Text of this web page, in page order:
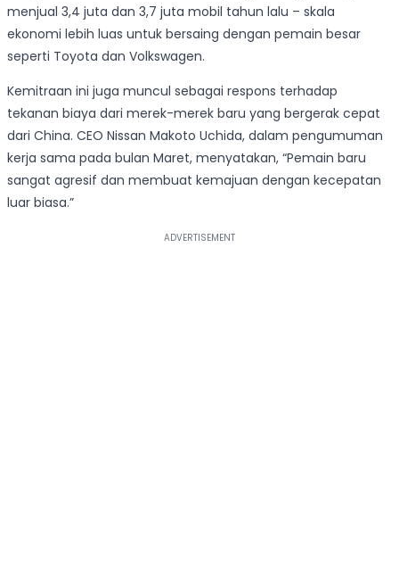
menjual 3,4 juta dan 3,7 juta mobil tahun lalu – skala
ekonomi lebih luas untuk bersaing dengan pemain besar
seperti Toyota dan Volkswagen.
Kemitraan ini juga muncul sebagai respons terhadap
tekanan biaya dari merek-merek baru yang bergerak cepat
dari China. CEO Nissan Makoto Uchida, dalam pengumuman
kerja sama pada bulan Maret, menyatakan, “Pemain baru
sangat agresif dan membuat kemajuan dengan kecepatan
luar biasa.”